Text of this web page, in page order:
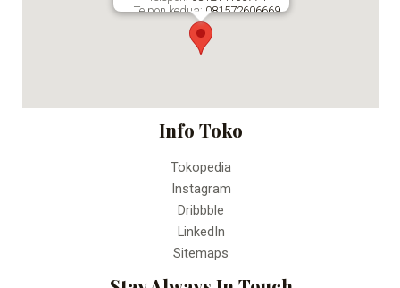
Telpon kedua: 081572606669
Percetakan Online Bandung
Info Toko
Tokopedia
Instagram
Dribbble
LinkedIn
Sitemaps